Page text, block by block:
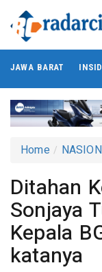
JAWA BARAT
Home
Ditahan
Sonjaya
Kepala
katanya